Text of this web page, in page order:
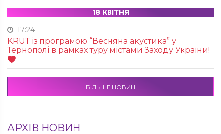
18 КВІТНЯ
17:24
KRUТ із програмою “Весняна акустика” у
Тернополі в рамках туру містами Заходу України!
БІЛЬШЕ НОВИН
АРХІВ НОВИН